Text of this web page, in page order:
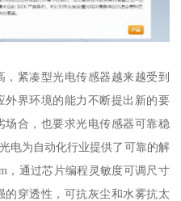
紧凑型光电传感器越来越受到
界环境的能力不断提出新的要
合，也要求光电传感器可靠稳
电为自动化行业提供了可靠的解
，通过芯片编程灵敏度可调尺寸
穿透性，可抗灰尘和水雾抗太